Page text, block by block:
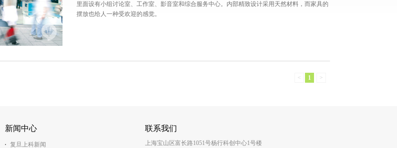
里面设有小组讨论室、工作室、影音室和综合服务中心。内部精致设计采用天然材料，而家具的
摆放也给人一种受欢迎的感觉。
< 1 >
新闻中心
复旦上科新闻
联系我们
上海宝山区富长路1051号杨行科创中心1号楼